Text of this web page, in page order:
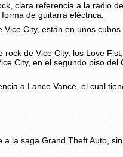
clara referencia a la radio
de guitarra eléctrica.
City, están en unos
de Vice City, los Love
City, en el segundo piso del
a Lance Vance, el cual
la saga Grand Theft Auto,